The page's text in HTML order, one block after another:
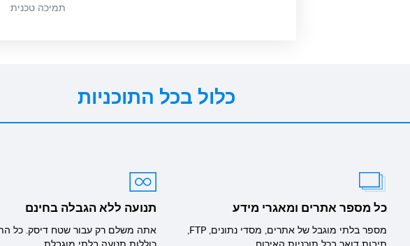
תמיכה טכנית
כלול בכל התוכניות
כל מספר אתרים ומאגרי מידע
מספר בלתי מוגבל של אתרים, מסדי נתונים, FTP,
תנועה ללא הגבלה בחינם
אתה משלם רק עבור שטח דיסק. כל